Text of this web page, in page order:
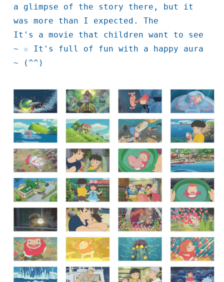
a glimpse of the story there, but it
was more than I expected. The
It's a movie that children want to see
~ ☆ It's full of fun with a happy aura
~ (^^)